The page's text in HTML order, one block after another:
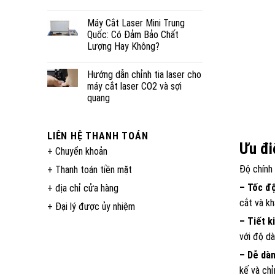
Máy Cắt Laser Mini Trung
Quốc: Có Đảm Bảo Chất
Lượng Hay Không?
Hướng dẫn chỉnh tia laser cho
máy cắt laser CO2 và sợi
quang
LIÊN HỆ THANH TOÁN
+ Chuyển khoản
+ Thanh toán tiền mặt
+ địa chỉ cửa hàng
+ Đại lý được ủy nhiệm
Ưu
Độ
– Tốc
cắt và
– Tiết
với độ
– Dễ
kế và